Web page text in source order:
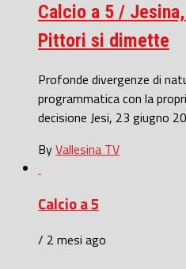
Calcio a 5 /
Pittori si dimette
Profonde divergenze di
programmatica con la
decisione Jesi, 23 giugno
ByVallesina TV
Calcio a 5
/ 2 mesi ago